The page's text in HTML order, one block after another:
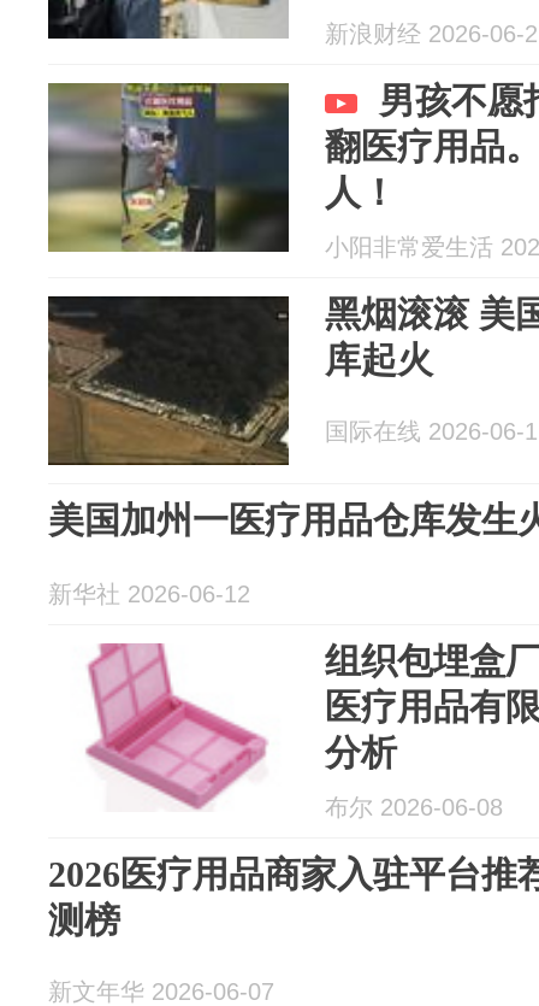
科技”
新浪财经 2026-06-
男孩不愿
翻医疗用品
人！
小阳非常爱生活
黑烟滚滚 美
库起火
国际在线 2026-06-
美国加州一医疗用品仓库发生
新华社 2026-06-12
组织包埋盒
医疗用品有
分析
布尔 2026-06-08
2026医疗用品商家入驻平台推
测榜
新文年华 2026-06-07